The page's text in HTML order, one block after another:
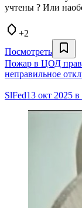
учтены ? Или
+2
Посмотреть
Пожар в ЦОД
неправильное
SlFed13 окт 2025 в